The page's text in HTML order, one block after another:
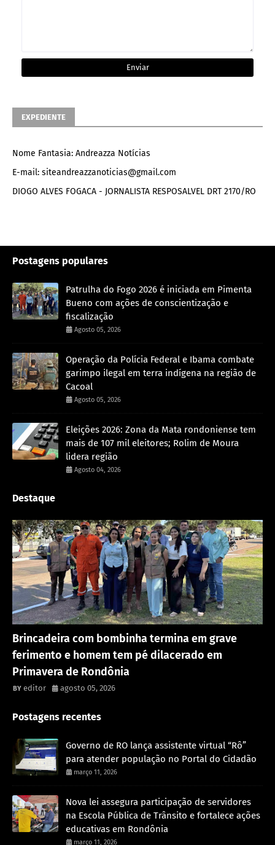
EXPEDIENTE
Nome Fantasia: Andreazza Notícias
E-mail: siteandreazzanoticias@gmail.com
DIOGO ALVES FOGACA - JORNALISTA RESPOSALVEL DRT 2170/RO
Postagens populares
Patrulha do Fogo 2026 é iniciada em Pimenta
Bueno com ações de conscientização e
fiscalização
Agosto 05, 2026
Operação da Polícia Federal e Ibama combate
garimpo ilegal em terra indígena na região de
Cacoal
Agosto 05, 2026
Eleições 2026: Zona da Mata rondoniense tem
mais de 107 mil eleitores; Rolim de Moura
lidera região
Agosto 04, 2026
Destaque
Brincadeira com bombinha termina em grave
ferimento e homem tem pé dilacerado em
Primavera de Rondônia
editor agosto 05, 2026
Postagens recentes
Governo de RO lança assistente virtual “Rô”
para atender população no Portal do Cidadão
março 11, 2026
Nova lei assegura participação de servidores
na Escola Pública de Trânsito e fortalece ações
educativas em Rondônia
março 11, 2026